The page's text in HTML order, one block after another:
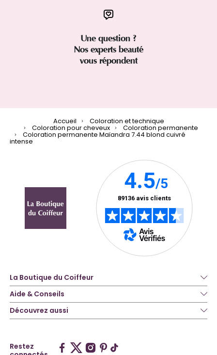
Une question ?
Nos experts beauté
vous répondent
Accueil Coloration et technique
Coloration pour cheveux Coloration permanente
Coloration permanente Maïandra 7.44 blond cuivré
intense
La Boutique du Coiffeur
Aide & Conseils
Découvrez aussi
Restez